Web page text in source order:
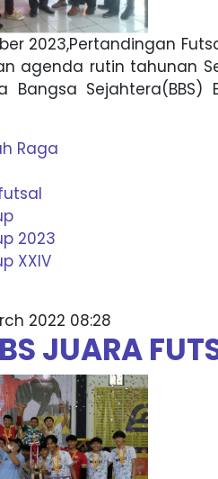
2023,Pertandingan
agenda rutin tahunan
Bangsa
Raga
2023
XXIV
2022 08:28
JUARA